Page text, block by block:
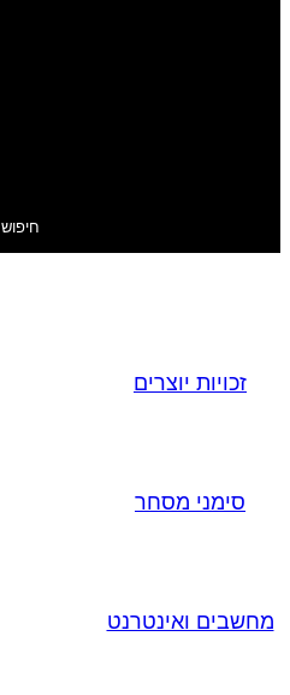
חיפוש
זכויות יוצרים
סימני מסחר
מחשבים ואינטרנט